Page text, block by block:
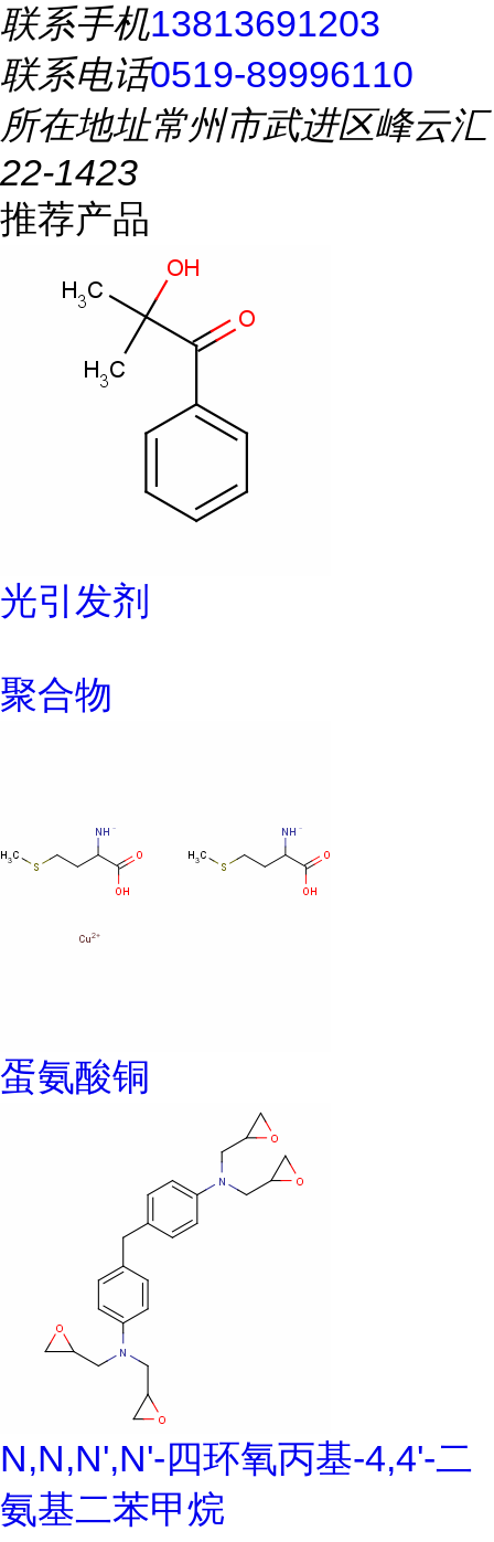
联系手机13813691203
联系电话0519-89996110
所在地址常州市武进区峰云汇
22-1423
推荐产品
光引发剂
聚合物
蛋氨酸铜
N,N,N',N'-四环氧丙基-4,4'-二
氨基二苯甲烷